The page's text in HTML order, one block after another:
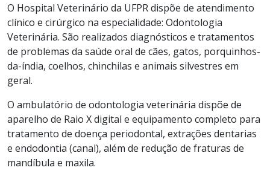
O Hospital Veterinário da UFPR dispõe de atendimento
clínico e cirúrgico na especialidade: Odontologia
Veterinária. São realizados diagnósticos e tratamentos
de problemas da saúde oral de cães, gatos, porquinhos-
da-índia, coelhos, chinchilas e animais silvestres em
geral.
O ambulatório de odontologia veterinária dispõe de
aparelho de Raio X digital e equipamento completo para
tratamento de doença periodontal, extrações dentarias
e endodontia (canal), além de redução de fraturas de
mandíbula e maxila.